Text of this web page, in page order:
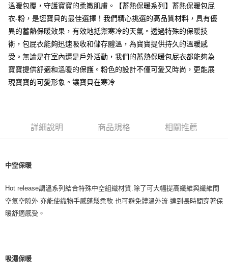
運送方式
宅配
每筆NT$80，滿NT$500(含以上)免運費
臺灣離島-金、馬、澎
每筆NT$100，滿NT$1,000(含以上)免運費
溫暖包覆，守護寶寶的柔嫩肌膚。【蓄熱保暖系列】蓄熱保暖包屁
衣-粉，是您寶貝的最佳選擇！我們精心挑選的高品質材料，具有優
異的蓄熱保暖效果，有效地抵禦寒冷的天氣。透過特殊的保暖技
術，包屁衣能夠迅速吸收和儲存體溫，為寶寶提供持久的溫暖感
受。無論是在室內還是戶外活動，我們的蓄熱保暖包屁衣都能夠為
寶寶提供舒適和溫暖的保護。粉色的設計不僅可愛又時尚，更能展
現寶寶的可愛形象。讓寶貝在寒冷
詳細說明 商品規格 相關推薦
中空保暖
Hot release調溫系列結合特殊中空組織材質 除了可大幅提高纖維與纖維間
空氣空隙外 亦能使織物手感蓬鬆柔軟 也可避免體溫外流 達到長時間穿著保
暖舒適感受。
吸濕保暖